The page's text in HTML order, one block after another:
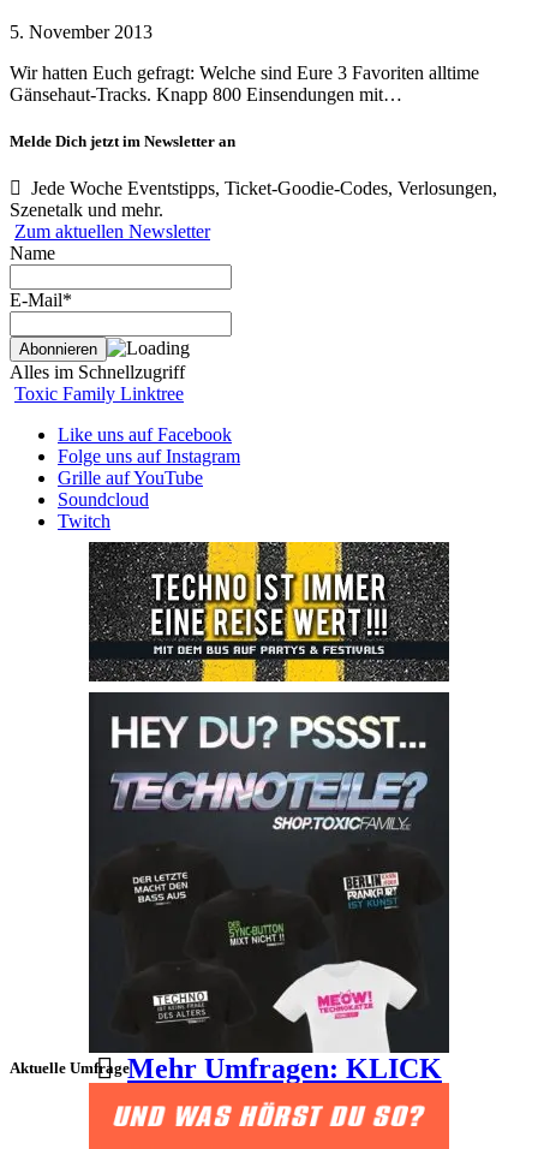
5. November 2013
Wir hatten Euch gefragt: Welche sind Eure 3 Favoriten alltime
Gänsehaut-Tracks. Knapp 800 Einsendungen mit…
Melde Dich jetzt im Newsletter an
Jede Woche Eventstipps, Ticket-Goodie-Codes, Verlosungen,
Szenetalk und mehr.
Zum aktuellen Newsletter
Name
E-Mail*
Alles im Schnellzugriff
Toxic Family Linktree
Like uns auf Facebook
Folge uns auf Instagram
Grille auf YouTube
Soundcloud
Twitch
Aktuelle UmfrageMehr Umfragen: KLICK